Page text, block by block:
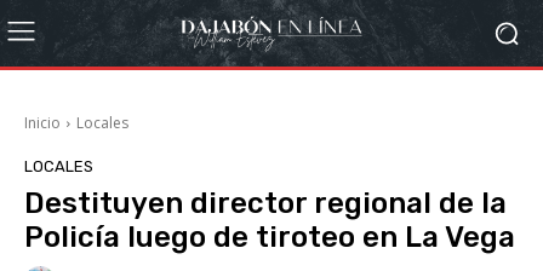
Inicio Locales
LOCALES
Destituyen director regional de la
Policía luego de tiroteo en La Vega